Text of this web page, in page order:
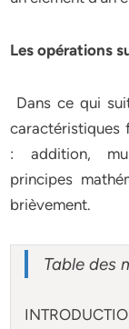
Les opérations
Dans ce qui
caractéristiques
: addition,
principes
brièvement.
Table des